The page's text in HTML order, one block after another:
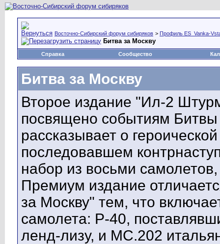
Восточно-Сибирский форум сибиряков > Профиль ES_Vanka-
Битва за Москву
Справка Сообщество
Битва за Москву
Второе издание "Ил-2
посвящено событиям
рассказывает о
последовавшем
набор из восьми
Премиум издание
за Москву" тем, что
самолета: P-40,
ленд-лизу, и MC.202